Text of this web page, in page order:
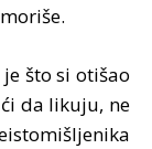
što si otišao
da likuju, ne